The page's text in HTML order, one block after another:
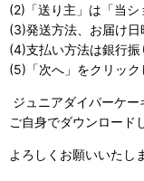
(2)「送り主」は「当シ
(3)発送方法、お届け日
(4)支払い方法は銀行振
(5)「次へ」をクリック
ジュニアダイパーケー
ご自身でダウンロード
よろしくお願いいたし